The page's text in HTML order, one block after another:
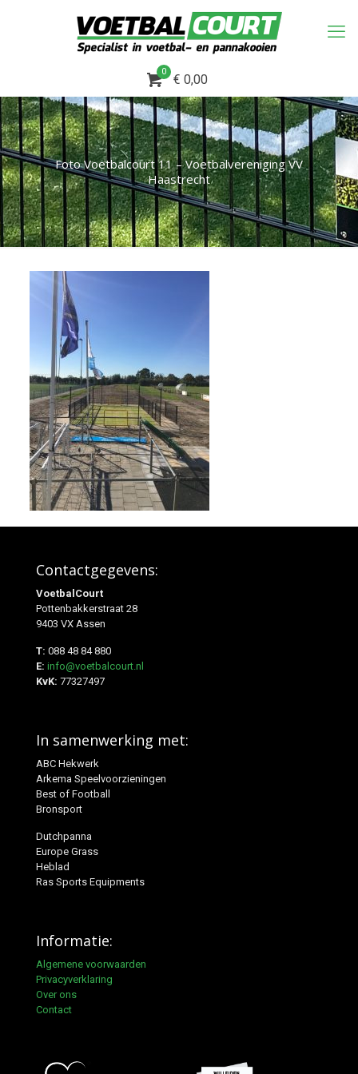
0
€ 0,00
Foto Voetbalcourt 11 – Voetbalvereniging VV
Haastrecht
Contactgegevens:
VoetbalCourt
Pottenbakkerstraat 28
9403 VX Assen
T: 088 48 84 880
E: info@voetbalcourt.nl
KvK: 77327497
In samenwerking met:
ABC Hekwerk
Arkema Speelvoorzieningen
Best of Football
Bronsport
Dutchpanna
Europe Grass
Heblad
Ras Sports Equipments
Informatie:
Algemene voorwaarden
Privacyverklaring
Over ons
Contact